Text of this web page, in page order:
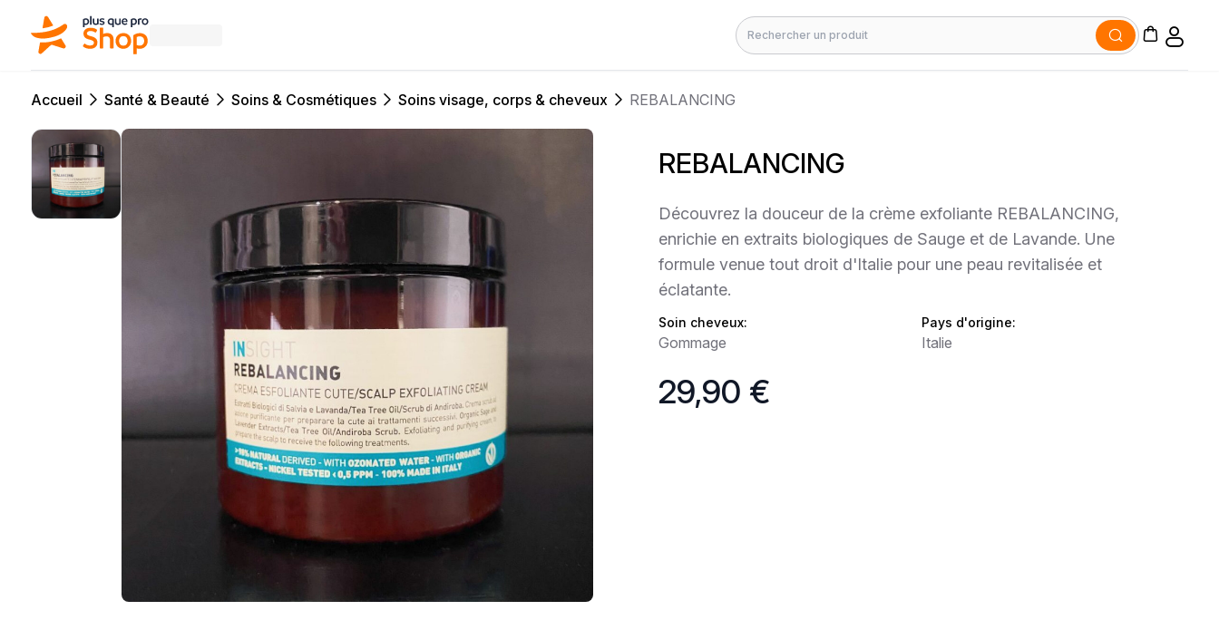
Rechercher
Accueil Santé & Beauté Soins & Cosmétiques Soins visage, corps & cheveux REBALANCING
REBALANCING
Découvrez la douceur de la crème exfoliante REBALANCING,
enrichie en extraits biologiques de Sauge et de Lavande. Une
formule venue tout droit d'Italie pour une peau revitalisée et
éclatante.
Soin cheveux:
Gommage
Pays d'origine:
Italie
29,90 €